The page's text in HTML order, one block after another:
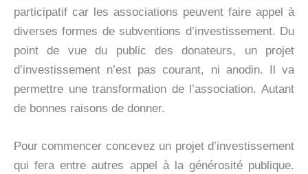
participatif car les associations peuvent faire appel à
diverses formes de subventions d’investissement. Du
point de vue du public des donateurs, un projet
d’investissement n’est pas courant, ni anodin. Il va
permettre une transformation de l’association. Autant
de bonnes raisons de donner.
Pour commencer concevez un projet d’investissement
qui fera entre autres appel à la générosité publique.